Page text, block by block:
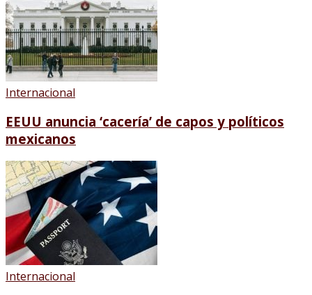
Internacional
EEUU anuncia ‘cacería’ de capos y políticos
mexicanos
Internacional